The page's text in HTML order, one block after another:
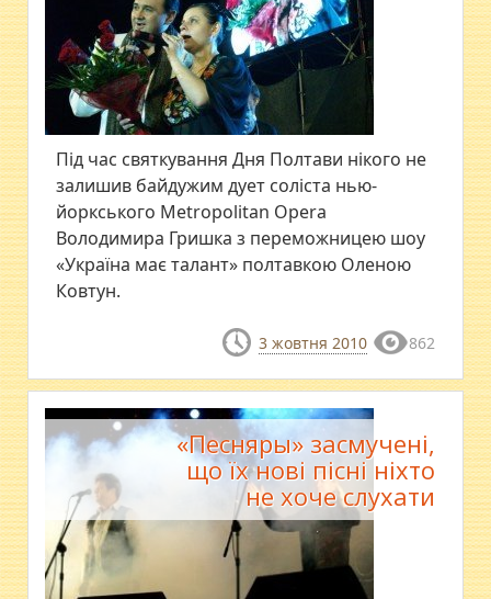
Під час святкування Дня Полтави нікого не
залишив байдужим дует соліста нью-
йоркського Metropolitan Opera
Володимира Гришка з переможницею шоу
«Україна має талант» полтавкою Оленою
Ковтун.
3 жовтня 2010 862
«Песняры» засмучені,
що їх нові пісні ніхто
не хоче слухати